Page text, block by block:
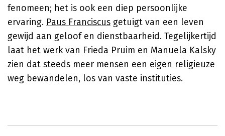
fenomeen; het is ook een diep persoonlijke
ervaring. Paus Franciscus getuigt van een leven
gewijd aan geloof en dienstbaarheid. Tegelijkertijd
laat het werk van Frieda Pruim en Manuela Kalsky
zien dat steeds meer mensen een eigen religieuze
weg bewandelen, los van vaste instituties.